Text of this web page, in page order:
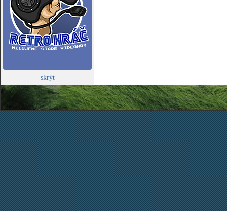
skrýt